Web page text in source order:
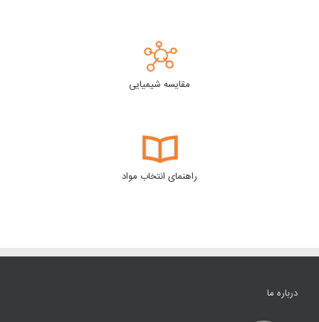
مقایسه شیمیایی
راهنمای انتخاب مواد
درباره ما